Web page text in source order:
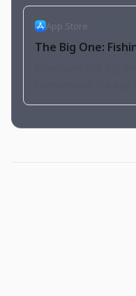
App Store
The Big One:
and reviews, user